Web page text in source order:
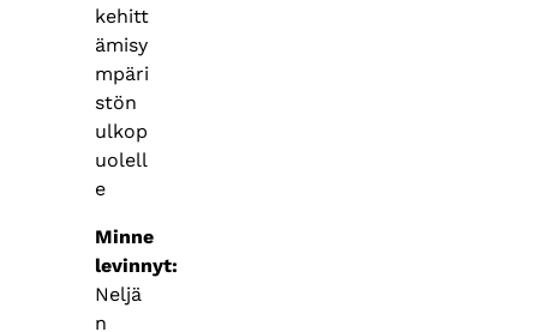
kehitt
ämisy
mpäri
stön
ulkop
uolell
e
Minne
levinnyt
Neljä
n